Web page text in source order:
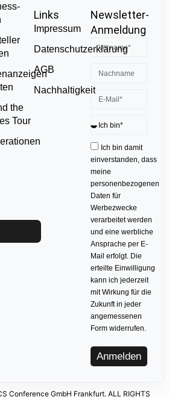
the
Tour
Links
Impressum
Datenschutzerklärung
AGB
Nachhaltigkeit
Newsletter-
Anmeldung
Ich bin damit
einverstanden, dass
meine
personenbezogenen
Daten für
Werbezwecke
verarbeitet werden
und eine werbliche
Ansprache per E-
Mail erfolgt. Die
erteilte Einwilligung
kann ich jederzeit
mit Wirkung für die
Zukunft in jeder
angemessenen
Form widerrufen.
Anmelden
Conference GmbH Frankfurt. ALL RIGHTS